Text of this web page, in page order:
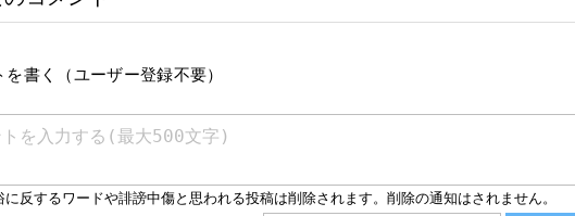
を書く（ユーザー登録不要）